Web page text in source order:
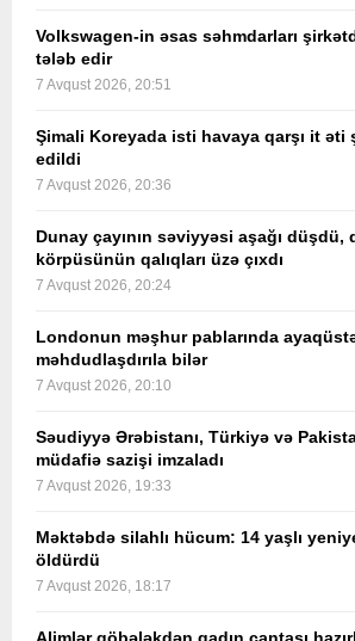
Volkswagen-in əsas səhmdarları
tələb edir
7 Avqust 2026, 20:51
Şimali Koreyada isti havaya qarşı it əti
edildi
7 Avqust 2026, 20:36
Dunay çayının səviyyəsi aşağı düşdü,
körpüsünün qalıqları üzə çıxdı
7 Avqust 2026, 20:24
Londonun məşhur pablarında
məhdudlaşdırıla bilər
7 Avqust 2026, 20:10
Səudiyyə Ərəbistanı, Türkiyə və
müdafiə sazişi imzaladı
7 Avqust 2026, 19:33
Məktəbdə silahlı hücum: 14 yaşlı
öldürdü
7 Avqust 2026, 18:17